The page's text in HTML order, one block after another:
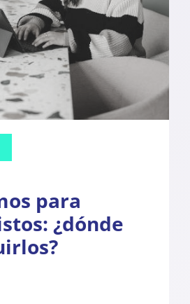
para
¿dónde